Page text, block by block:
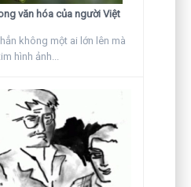
văn hóa của người Việt
không một ai lớn lên mà
hình ảnh...